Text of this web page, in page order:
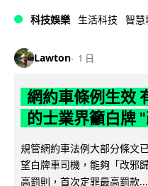
科技娛樂 生活科技 智慧
Lawton 1 日
網約車條例生效
的士業界籲白牌
規管網約車法例大部分條文
望白牌車司機，能夠「改邪
高罰則，首次定罪最高罰款...